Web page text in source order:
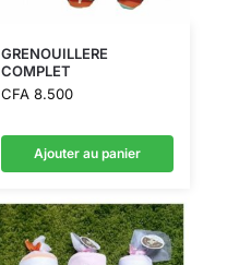
GRENOUILLERE
COMPLET
CFA8.500
Ajouter au panier